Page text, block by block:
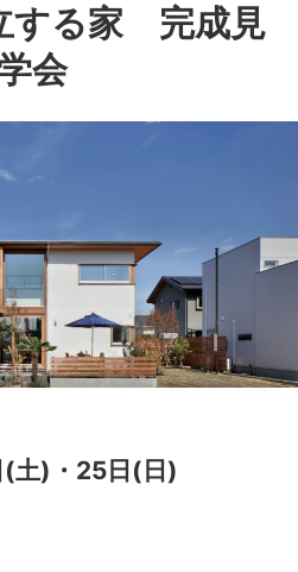
する家 完成見
会
土)・25日(日)